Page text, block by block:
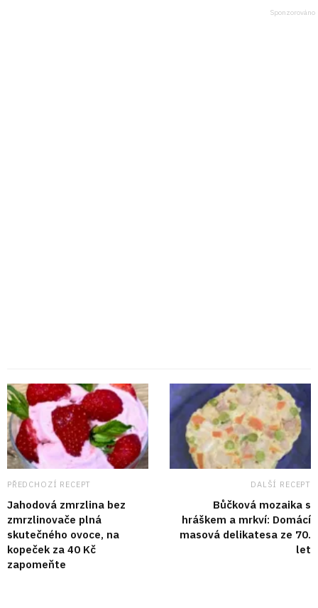
PŘEDCHOZÍ RECEPT
Jahodová zmrzlina bez
zmrzlinovače plná
skutečného ovoce, na
kopeček za 40 Kč
zapomeňte
DALŠÍ RECEPT
Bůčková mozaika s
hráškem a mrkví: Domácí
masová delikatesa ze 70.
let